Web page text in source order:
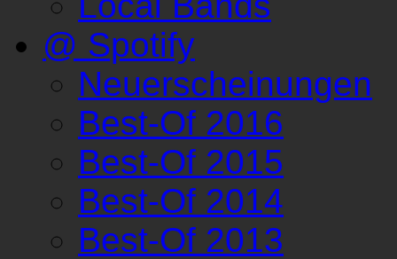
@ Spotify
Neuerscheinungen
Best-Of 2016
Best-Of 2015
Best-Of 2014
Best-Of 2013